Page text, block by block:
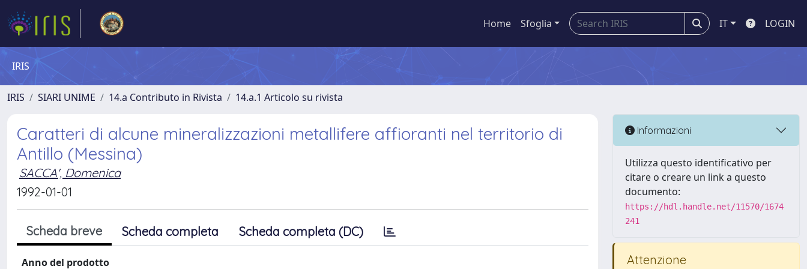
Home Sfoglia IT LOGIN
IRIS
IRIS SIARI UNIME 14.a Contributo in Rivista 14.a.1 Articolo su rivista
Caratteri di alcune mineralizzazioni metallifere affioranti nel territorio di
Antillo (Messina)
SACCA', Domenica
1992-01-01
Scheda breve Scheda completa Scheda completa (DC)
Anno del prodotto
Informazioni
Utilizza questo identificativo per
citare o creare un link a questo
documento:
https://hdl.handle.net/11570/1674
241
Attenzione